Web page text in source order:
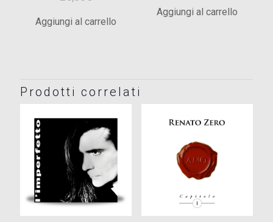
Aggiungi al carrello
originaleattuale
Aggiungi al carrello
Prodotti correlati